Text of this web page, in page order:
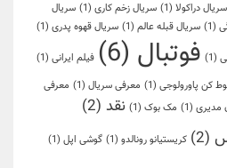
سریال دراکولا (1) سریال زخم کاری (1)
سریال
(1) سریال قبله عالم (1) سریال قهوه پدری (1)
(1) فوتبال (6) فیلم ایرانی (1)
کن پاورولوجی (1) معرفی سریال (1)
معرفی
مدیری (1) مک بوک (1) نقد (2)
(2) کریستیانو رونالدو (1) گوشی اپل (1)